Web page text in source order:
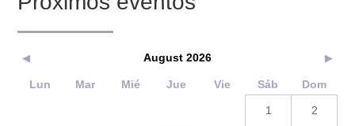
◀ August 2026 ▶
Lun Mar Mié Jue Vie Sáb Dom
1 2